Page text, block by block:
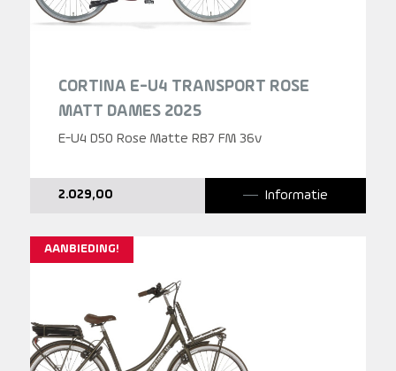
CORTINA E-U4 TRANSPORT ROSE
MATT DAMES 2025
E-U4 D50 Rose Matte RB7 FM 36v
2.029,00 Informatie
AANBIEDING!